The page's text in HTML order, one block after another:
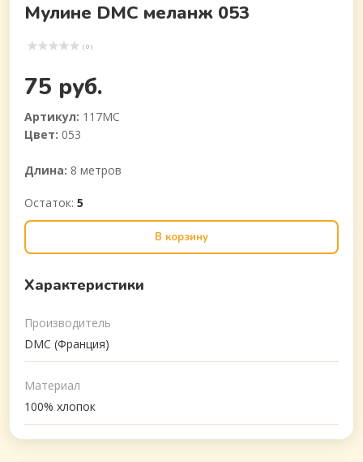
Мулине DMC меланж 053
( 0 )
75 руб.
Артикул: 117МС
Цвет: 053
Длина: 8 метров
Остаток: 5
В корзину
Характеристики
Производитель
DMC (Франция)
Материал
100% хлопок